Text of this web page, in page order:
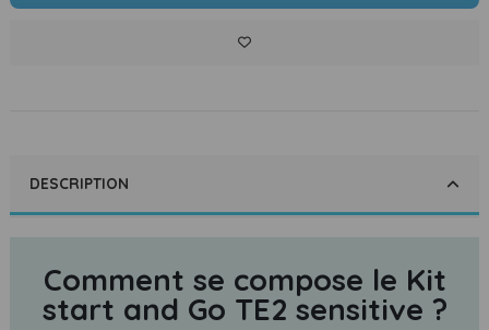
DESCRIPTION
Comment se compose le Kit
start and Go TE2 sensitive ?